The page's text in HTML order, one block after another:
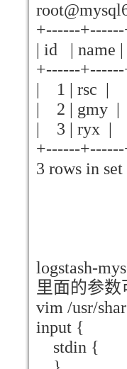
+------+------
| id | name |
+------+------
| 1 | rsc |
| 2 | gmy |
| 3 | ryx |
+------+------
3 rows in set
logstash-
里面的参数
vim /usr/
input {
stdin {